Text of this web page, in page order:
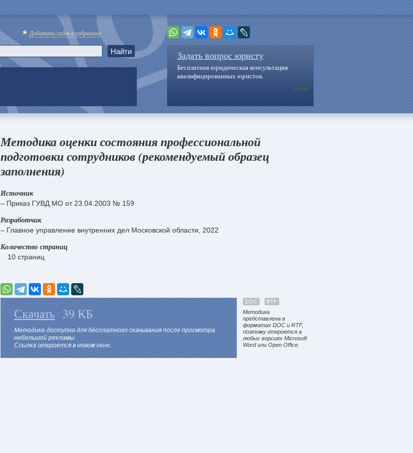
Добавить сайт в избранное
Задать вопрос юристу
Бесплатная юридическая консультация
квалифицированных юристов.
online
Методика оценки состояния профессиональной
подготовки сотрудников (рекомендуемый образец
заполнения)
Источник
– Приказ ГУВД МО от 23.04.2003 № 159
Разработчик
– Главное управление внутренних дел Московской области, 2022
Количество страниц
10 страниц
Скачать 39 КБ
Методика доступна для бесплатного скачивания после просмотра
небольшой рекламы.
Ссылка откроется в новом окне.
Методика
представлена в
форматах DOC и RTF,
поэтому откроется в
любых версиях Microsoft
Word или Open Office.